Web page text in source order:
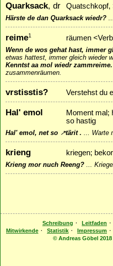
Quarksack, dr Quatschkopf,
Härste de dan Quarksack wiedr? ...
reime1 räumen
Wenn de wos gehat hast, immer
etwas hattest, immer gleich wieder
Kenntst aa mol wiedr zammreime.
zusammenräumen.
vrstisstis? Verstehst du
Hal' emol
Moment mal;
so hastig
Hal' emol, net so ↗tärit. ... Warte
krieng kriegen;
Krieng mor nuch Reeng? ...
Schreibung · Leitfaden ·
Mitwirkende · Statistik · Impressum ·
© Andreas Göbel